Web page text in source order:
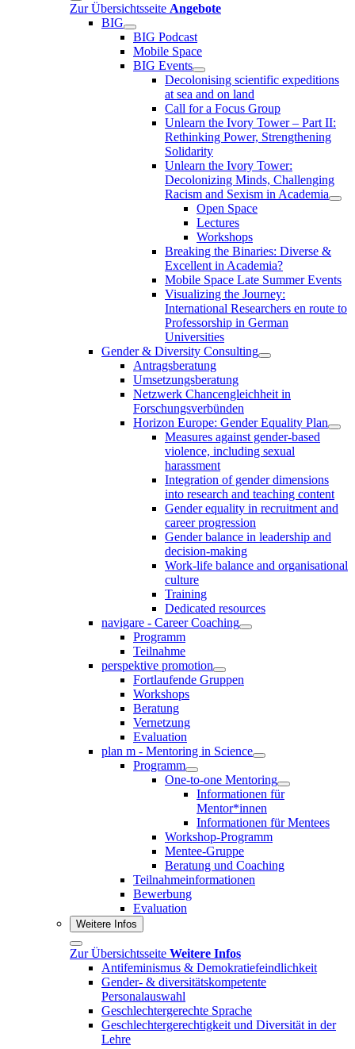
Zur Übersichtsseite Angebote
BIG
BIG Podcast
Mobile Space
BIG Events
Decolonising scientific expeditions
at sea and on land
Call for a Focus Group
Unlearn the Ivory Tower – Part II:
Rethinking Power, Strengthening
Solidarity
Unlearn the Ivory Tower:
Decolonizing Minds, Challenging
Racism and Sexism in Academia
Open Space
Lectures
Workshops
Breaking the Binaries: Diverse &
Excellent in Academia?
Mobile Space Late Summer Events
Visualizing the Journey:
International Researchers en route to
Professorship in German
Universities
Gender & Diversity Consulting
Antragsberatung
Umsetzungsberatung
Netzwerk Chancengleichheit in
Forschungsverbünden
Horizon Europe: Gender Equality Plan
Measures against gender-based
violence, including sexual
harassment
Integration of gender dimensions
into research and teaching content
Gender equality in recruitment and
career progression
Gender balance in leadership and
decision-making
Work-life balance and organisational
culture
Training
Dedicated resources
navigare - Career Coaching
Programm
Teilnahme
perspektive promotion
Fortlaufende Gruppen
Workshops
Beratung
Vernetzung
Evaluation
plan m - Mentoring in Science
Programm
One-to-one Mentoring
Informationen für
Mentor*innen
Informationen für Mentees
Workshop-Programm
Mentee-Gruppe
Beratung und Coaching
Teilnahmeinformationen
Bewerbung
Evaluation
Weitere Infos
Zur Übersichtsseite Weitere Infos
Antifeminismus & Demokratiefeindlichkeit
Gender- & diversitätskompetente
Personalauswahl
Geschlechtergerechte Sprache
Geschlechtergerechtigkeit und Diversität in der
Lehre